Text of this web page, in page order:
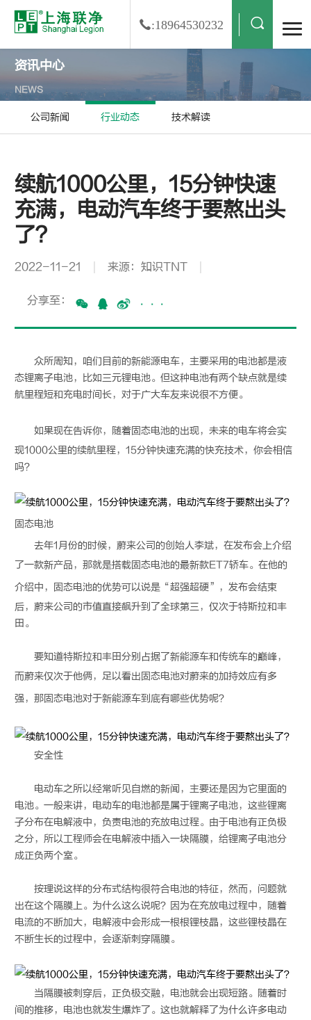
:18964530232
资讯中心
NEWS
公司新闻 行业动态 技术解读
续航1000公里，15分钟快速
充满，电动汽车终于要熬出头
了？
2022-11-21 来源：知识TNT
分享至： ···
众所周知，咱们目前的新能源电车，主要采用的电池都是液
态锂离子电池，比如三元锂电池。但这种电池有两个缺点就是续
航里程短和充电时间长，对于广大车友来说很不方便。
如果现在告诉你，随着固态电池的出现，未来的电车将会实
现1000公里的续航里程，15分钟快速充满的快充技术，你会相信
吗？
固态电池
去年1月份的时候，蔚来公司的创始人李斌，在发布会上介绍
了一款新产品，那就是搭载固态电池的最新款ET7轿车。在他的
介绍中，
固态电池的优势可以说是“超强超硬”，发布会结束
后，蔚来公司的市值直接飙升到了全球第三，仅次于特斯拉和丰
田。
要知道特斯拉和丰田分别占据了新能源车和传统车的巅峰，
而蔚来仅次于他俩，足以看出固态电池对蔚来的加持效应有多
强，那固态电池对于新能源车到底有哪些优势呢？
安全性
电动车之所以经常听见自燃的新闻，主要还是因为它里面的
电池。一般来讲，电动车的电池都是属于锂离子电池，这些锂离
子分布在电解液中，负责电池的充放电过程。由于电池有正负极
之分，所以工程师会在电解液中插入一块隔膜，给锂离子电池分
成正负两个室。
按理说这样的分布式结构很符合电池的特征，然而，问题就
出在这个隔膜上。为什么这么说呢？因为在充放电过程中，随着
电流的不断加大，电解液中会形成一根根锂枝晶，这些锂枝晶在
不断生长的过程中，会逐渐刺穿隔膜。
当隔膜被刺穿后，正负极交融，电池就会出现短路。随着时
间的推移，电池也就发生爆炸了。这也就解释了为什么许多电动